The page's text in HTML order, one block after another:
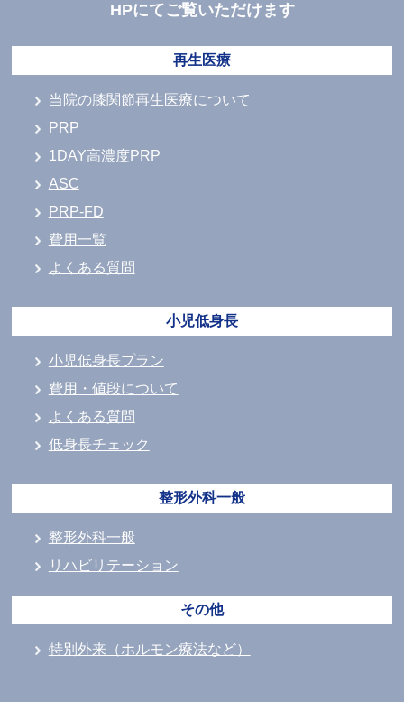
HPにてご覧いただけます
再生医療
当院の膝関節再生医療について
PRP
1DAY高濃度PRP
ASC
PRP-FD
費用一覧
よくある質問
小児低身長
小児低身長プラン
費用・値段について
よくある質問
低身長チェック
整形外科一般
整形外科一般
リハビリテーション
その他
特別外来（ホルモン療法など）